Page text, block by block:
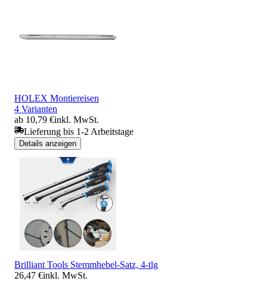
HOLEX Montiereisen
4 Varianten
ab 10,79 €inkl. MwSt.
Lieferung bis 1-2 Arbeitstage
Details anzeigen
Brilliant Tools Stemmhebel-Satz, 4-tlg
26,47 €inkl. MwSt.